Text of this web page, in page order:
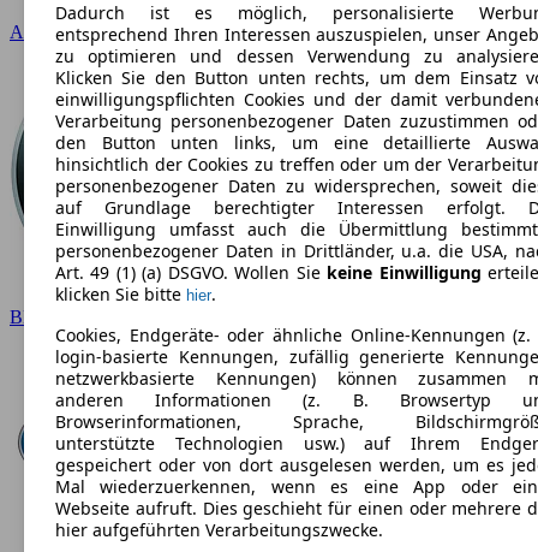
Audi
BMW
Dadurch ist es möglich, personalisierte
entsprechend Ihren Interessen auszuspielen, unser
zu optimieren und dessen Verwendung zu
Klicken Sie den Button unten rechts, um dem Einsatz
einwilligungspflichten Cookies und der damit
Verarbeitung personenbezogener Daten zuzustimmen
den Button unten links, um eine detaillierte
hinsichtlich der Cookies zu treffen oder um der
personenbezogener Daten zu widersprechen, soweit
auf Grundlage berechtigter Interessen erfolgt.
Einwilligung umfasst auch die Übermittlung
personenbezogener Daten in Drittländer, u.a. die USA,
Art. 49 (1) (a) DSGVO. Wollen Sie keine Einwilligung
klicken Sie bitte hier.
Cookies, Endgeräte- oder ähnliche Online-Kennungen (z.
login-basierte Kennungen, zufällig generierte
netzwerkbasierte Kennungen) können zusammen
anderen Informationen (z. B. Browsertyp
Browserinformationen, Sprache,
unterstützte Technologien usw.) auf Ihrem
gespeichert oder von dort ausgelesen werden, um es
Mal wiederzuerkennen, wenn es eine App oder
Webseite aufruft. Dies geschieht für einen oder mehrere
hier aufgeführten Verarbeitungszwecke.